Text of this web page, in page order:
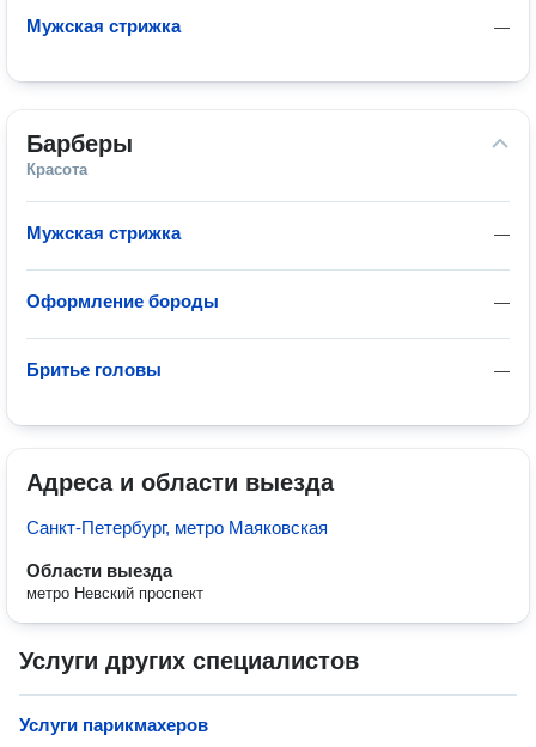
—
Мужская стрижка
Барберы
Красота
—
Мужская стрижка
—
Оформление бороды
—
Бритье головы
Адреса и области выезда
Санкт-Петербург, метро Маяковская
Области выезда
метро Невский проспект
Услуги других специалистов
Услуги парикмахеров